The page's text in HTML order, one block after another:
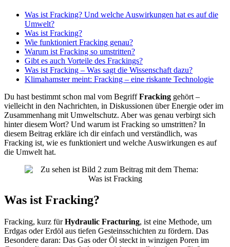
Was ist Fracking? Und welche Auswirkungen hat es auf die
Umwelt?
Was ist Fracking?
Wie funktioniert Fracking genau?
Warum ist Fracking so umstritten?
Gibt es auch Vorteile des Frackings?
Was ist Fracking – Was sagt die Wissenschaft dazu?
Klimahamster meint: Fracking – eine riskante Technologie
Du hast bestimmt schon mal vom BegriffFracking gehört –
vielleicht in den Nachrichten, in Diskussionen über Energie oder im
Zusammenhang mit Umweltschutz. Aber was genau verbirgt sich
hinter diesem Wort? Und warum ist Fracking so umstritten? In
diesem Beitrag erkläre ich dir einfach und verständlich, was
Fracking ist, wie es funktioniert und welche Auswirkungen es auf
die Umwelt hat.
Was ist Fracking?
Fracking, kurz fürHydraulic Fracturing, ist eine Methode, um
Erdgas oder Erdöl aus tiefen Gesteinsschichten zu fördern. Das
Besondere daran: Das Gas oder Öl steckt in winzigen Poren im